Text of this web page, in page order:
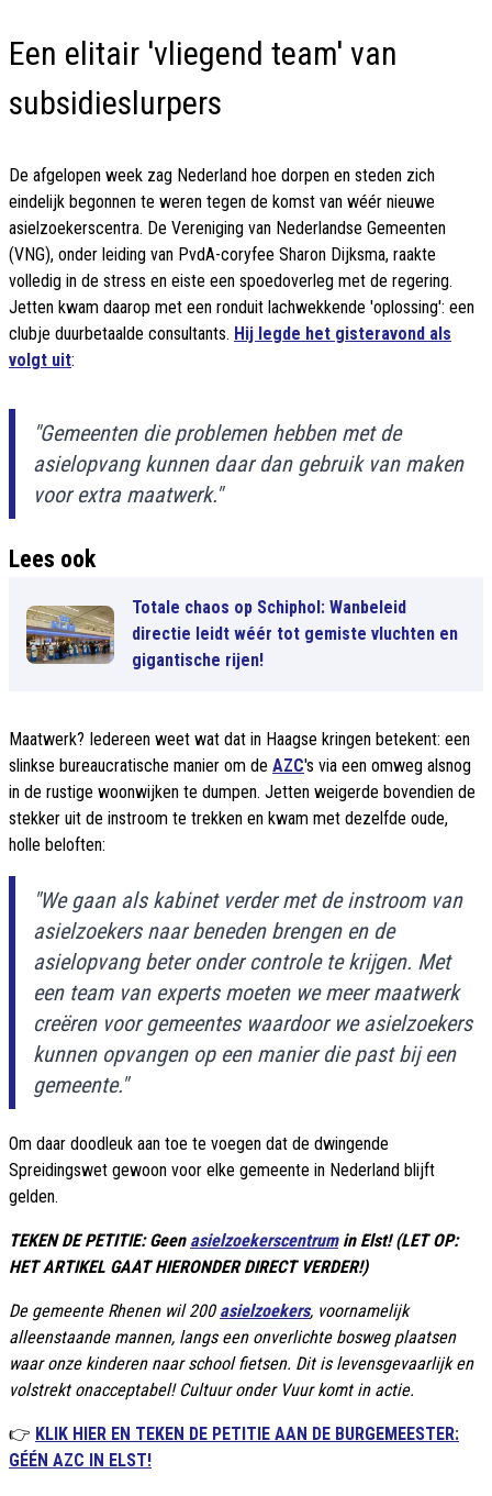
Een elitair 'vliegend team' van
subsidieslurpers
De afgelopen week zag Nederland hoe dorpen en steden zich
eindelijk begonnen te weren tegen de komst van wéér nieuwe
asielzoekerscentra. De Vereniging van Nederlandse Gemeenten
(VNG), onder leiding van PvdA-coryfee Sharon Dijksma, raakte
volledig in de stress en eiste een spoedoverleg met de regering.
Jetten kwam daarop met een ronduit lachwekkende 'oplossing': een
clubje duurbetaalde consultants. Hij legde het gisteravond als
volgt uit:
"Gemeenten die problemen hebben met de
asielopvang kunnen daar dan gebruik van maken
voor extra maatwerk."
Lees ook
Totale chaos op Schiphol: Wanbeleid
directie leidt wéér tot gemiste vluchten en
gigantische rijen!
Maatwerk? Iedereen weet wat dat in Haagse kringen betekent: een
slinkse bureaucratische manier om de AZC's via een omweg alsnog
in de rustige woonwijken te dumpen. Jetten weigerde bovendien de
stekker uit de instroom te trekken en kwam met dezelfde oude,
holle beloften:
"We gaan als kabinet verder met de instroom van
asielzoekers naar beneden brengen en de
asielopvang beter onder controle te krijgen. Met
een team van experts moeten we meer maatwerk
creëren voor gemeentes waardoor we asielzoekers
kunnen opvangen op een manier die past bij een
gemeente."
Om daar doodleuk aan toe te voegen dat de dwingende
Spreidingswet gewoon voor elke gemeente in Nederland blijft
gelden.
TEKEN DE PETITIE: Geen asielzoekerscentrumin Elst! (LET OP:
HET ARTIKEL GAAT HIERONDER DIRECT VERDER!)
De gemeente Rhenen wil 200 asielzoekers, voornamelijk
alleenstaande mannen, langs een onverlichte bosweg plaatsen
waar onze kinderen naar school fietsen. Dit is levensgevaarlijk en
volstrekt onacceptabel! Cultuur onder Vuur komt in actie.
👉 KLIK HIER EN TEKEN DE PETITIE AAN DE BURGEMEESTER:
GÉÉN AZC IN ELST!